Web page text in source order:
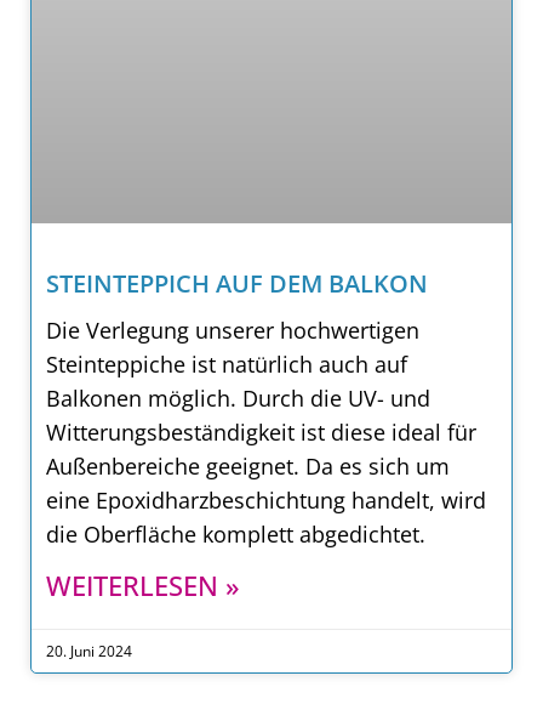
STEINTEPPICH AUF DEM BALKON
Die Verlegung unserer hochwertigen
Steinteppiche ist natürlich auch auf
Balkonen möglich. Durch die UV- und
Witterungsbeständigkeit ist diese ideal für
Außenbereiche geeignet. Da es sich um
eine Epoxidharzbeschichtung handelt, wird
die Oberfläche komplett abgedichtet.
WEITERLESEN »
20. Juni 2024